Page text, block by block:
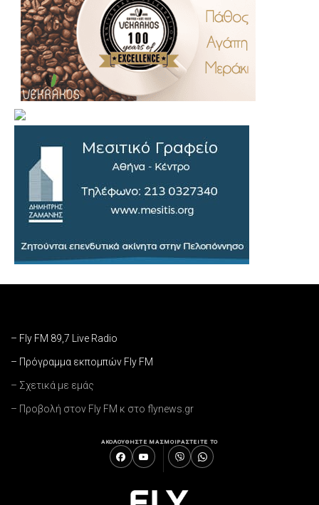
– Fly FM 89,7 Live Radio
– Πρόγραμμα εκπομπών Fly FM
– Σχετικά με εμάς
– Προβολή στον Fly FM κ στο flynews.gr
ΑΚΟΛΟΥΘΗΣΤΕ ΜΑΣΜΟΙΡΑΣΤΕΙΤΕ ΤΟ